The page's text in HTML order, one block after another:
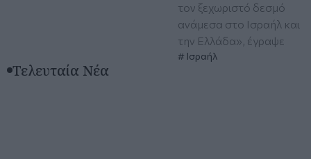
τον ξεχωριστό δεσμό
ανάμεσα στο Ισραήλ και
την Ελλάδα», έγραψε
Ισραήλ
Τελευταία Νέα